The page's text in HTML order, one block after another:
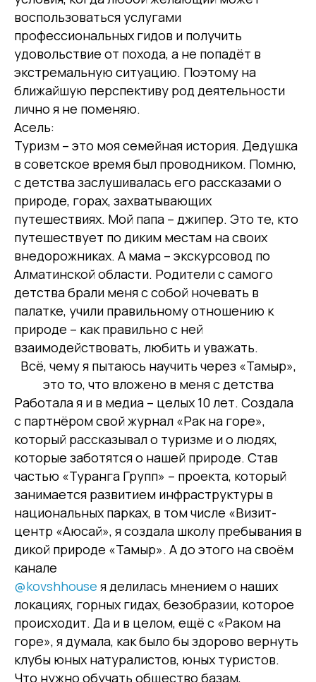
воспользоваться услугами
профессиональных гидов и получить
удовольствие от похода, а не попадёт в
экстремальную ситуацию. Поэтому на
ближайшую перспективу род деятельности
лично я не поменяю.
Асель:
Туризм – это моя семейная история. Дедушка
в советское время был проводником. Помню,
с детства заслушивалась его рассказами о
природе, горах, захватывающих
путешествиях. Мой папа – джипер. Это те, кто
путешествует по диким местам на своих
внедорожниках. А мама – экскурсовод по
Алматинской области. Родители с самого
детства брали меня с собой ночевать в
палатке, учили правильному отношению к
природе – как правильно с ней
взаимодействовать, любить и уважать.
Всё, чему я пытаюсь научить через «Тамыр»,
это то, что вложено в меня с детства
Работала я и в медиа – целых 10 лет. Создала
с партнёром свой журнал «Рак на горе»,
который рассказывал о туризме и о людях,
которые заботятся о нашей природе. Став
частью «Туранга Групп» – проекта, который
занимается развитием инфраструктуры в
национальных парках, в том числе «Визит-
центр «Аюсай», я создала школу пребывания в
дикой природе «Тамыр». А до этого на своём
канале
@kovshhouse я делилась мнением о наших
локациях, горных гидах, безобразии, которое
происходит. Да и в целом, ещё с «Раком на
горе», я думала, как было бы здорово вернуть
клубы юных натуралистов, юных туристов.
Что нужно обучать общество базам,